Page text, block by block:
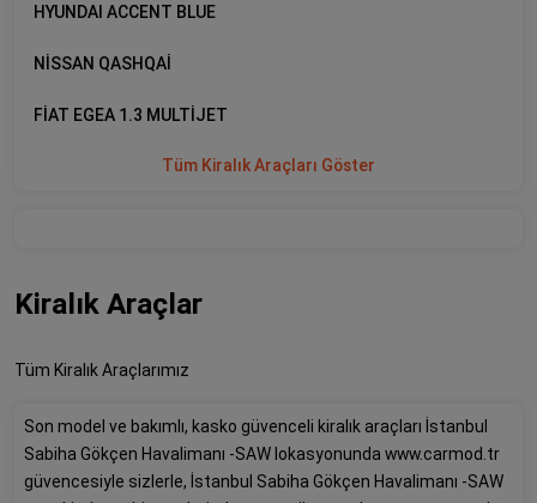
Kiralık Araçlar
Tüm Kiralık Araçlarımız
Son model ve bakımlı, kasko güvenceli kiralık araçları İstanbul
Sabiha Gökçen Havalimanı -SAW lokasyonunda www.carmod.tr
güvencesiyle sizlerle, İstanbul Sabiha Gökçen Havalimanı -SAW
HYUNDAI ACCENT BLUE
NİSSAN QASHQAİ
FİAT EGEA 1.3 MULTİJET
Tüm Kiralık Araçları Göster